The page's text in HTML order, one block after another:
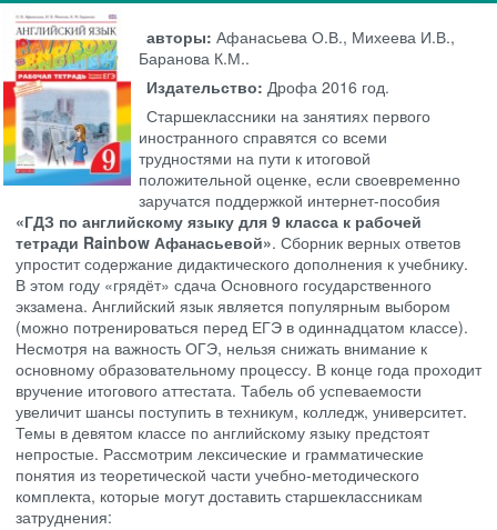
авторы:Афанасьева О.В., Михеева И.В.,
Баранова К.М..
Издательство:Дрофа 2016 год.
Старшеклассники на занятиях первого
иностранного справятся со всеми
трудностями на пути к итоговой
положительной оценке, если своевременно
заручатся поддержкой интернет-пособия
«ГДЗ по английскому языку для 9 класса к рабочей
тетради Rainbow Афанасьевой». Сборник верных ответов
упростит содержание дидактического дополнения к учебнику.
В этом году «грядёт» сдача Основного государственного
экзамена. Английский язык является популярным выбором
(можно потренироваться перед ЕГЭ в одиннадцатом классе).
Несмотря на важность ОГЭ, нельзя снижать внимание к
основному образовательному процессу. В конце года проходит
вручение итогового аттестата. Табель об успеваемости
увеличит шансы поступить в техникум, колледж, университет.
Темы в девятом классе по английскому языку предстоят
непростые. Рассмотрим лексические и грамматические
понятия из теоретической части учебно-методического
комплекта, которые могут доставить старшеклассникам
затруднения: